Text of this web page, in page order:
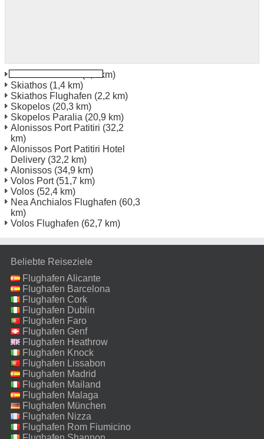
(0,4 km)
Skiathos (1,4 km)
Skiathos Flughafen (2,2 km)
Skopelos (20,3 km)
Skopelos Paralia (20,9 km)
Alonissos Port Patitiri (32,2
km)
Alonissos Port Patitiri Hotel
Delivery (32,2 km)
Alonissos (34,9 km)
Volos Port(51,7 km)
Volos (52,4 km)
Nea Anchialos Flughafen (60,3
km)
Volos Flughafen (62,7 km)
Beliebte Reiseziele
Flughafen Alicante
Flughafen Barcelona
Flughafen Cork
Flughafen Dublin
Flughafen Faro
Flughafen Genf
Flughafen Heathrow
Flughafen Knock
Flughafen Lissabon
Flughafen Madrid
Flughafen Mailand
Malpensa
Flughafen Malaga
Flughafen München
Flughafen Nizza
Flughafen Rom Fiumicino